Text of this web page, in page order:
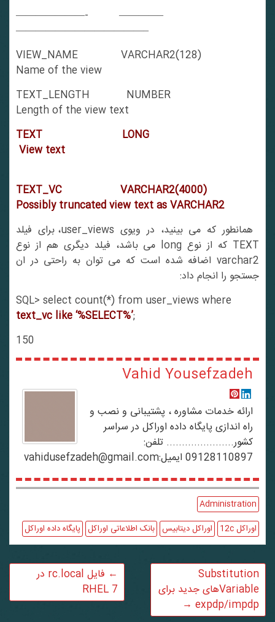
———————- ————–
—————————————–
VIEW_NAME VARCHAR2(128)
Name of the view
TEXT_LENGTH NUMBER
Length of the view text
TEXT LONG
View text
TEXT_VC VARCHAR2(4000)
Possibly truncated view text as VARCHAR2
همانطور که می بینید، در ویوی user_views، برای فیلد
TEXT که از نوع long می باشد، فیلد دیگری هم از نوع
varchar2 اضافه شده است که می توان به راحتی در ان
جستجو را انجام داد:
SQL> select count(*) from user_views where
text_vc like ‘%SELECT%’
150
Vahid Yousefzadeh
ارائه خدمات مشاوره ، پشتیبانی و نصب و
راه اندازی پایگاه داده اوراکل در سراسر
کشور...................... تلفن:
09128110897 ایمیل:vahidusefzadeh@gmail.com
Administration
اوراکل 12c
اوراکل دیتابیس بانک اطلاعاتی اوراکل پایگاه داده اوراکل
فایل rc.local در
RHEL 7
Substitution
Variableهای جدید برای
expdp/impdp
→